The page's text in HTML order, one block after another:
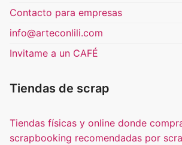
Contacto para empresas
info@arteconlili.com
Invitame a un CAFÉ
Tiendas de scrap
Tiendas físicas y online donde
scrapbooking recomendadas por